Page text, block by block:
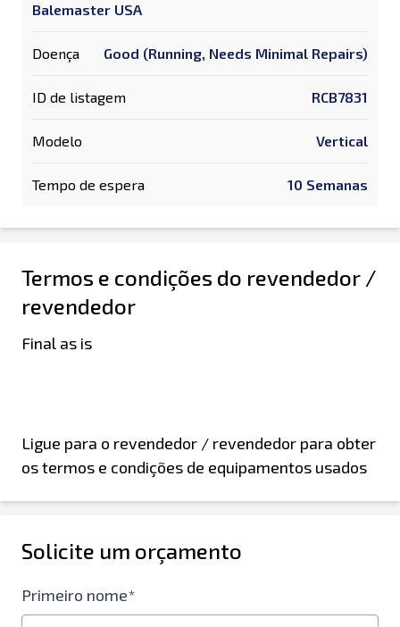
Balemaster USA
Doença Good (Running, Needs Minimal Repairs)
ID de listagem RCB7831
Modelo Vertical
Tempo de espera 10 Semanas
Termos e condições do revendedor /
revendedor
Final as is
Ligue para o revendedor / revendedor para obter
os termos e condições de equipamentos usados
Solicite um orçamento
Primeiro nome*